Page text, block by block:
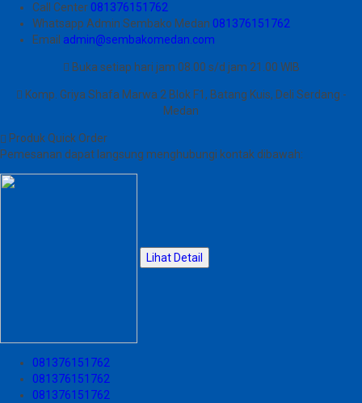
Call Center 081376151762
Whatsapp Admin Sembako Medan 081376151762
Email admin@sembakomedan.com
Buka setiap hari jam 08.00 s/d jam 21.00 WIB
Komp. Griya Shafa Marwa 2 Blok F1, Batang Kuis, Deli Serdang -
Medan
Produk Quick Order
Pemesanan dapat langsung menghubungi kontak dibawah:
Lihat Detail
081376151762
081376151762
081376151762